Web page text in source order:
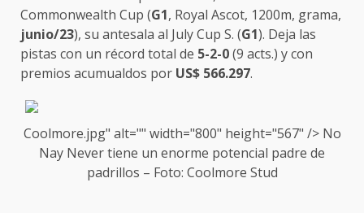
Commonwealth Cup (G1, Royal Ascot, 1200m, grama,
junio/23), su antesala al July Cup S. (G1). Deja las
pistas con un récord total de 5-2-0(9 acts.) y con
premios acumualdos por US$ 566.297.
Coolmore.jpg" alt="" width="800" height="567" /> No
Nay Nevertiene un enorme potencial padre de
padrillos – Foto: Coolmore Stud